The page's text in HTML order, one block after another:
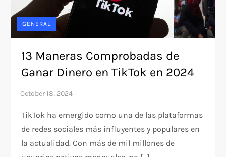
GENERAL
13 Maneras Comprobadas de
Ganar Dinero en TikTok en 2024
TikTok ha emergido como una de las plataformas
de redes sociales más influyentes y populares en
la actualidad. Con más de mil millones de